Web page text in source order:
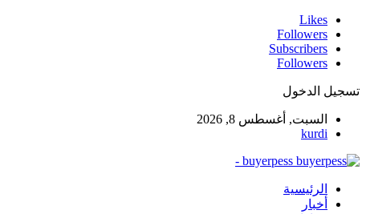
Likes
Followers
Subscribers
Followers
تسجيل الدخول
السبت, أغسطس 8, 2026
kurdi
buyerpess -
الرئيسية
أخبار